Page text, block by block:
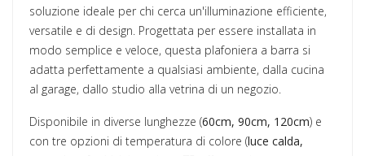
soluzione ideale per chi cerca un'illuminazione efficiente,
versatile e di design. Progettata per essere installata in
modo semplice e veloce, questa plafoniera a barra si
adatta perfettamente a qualsiasi ambiente, dalla cucina
al garage, dallo studio alla vetrina di un negozio.
Disponibile in diverse lunghezze (60cm, 90cm, 120cm) e
con tre opzioni di temperatura di colore (luce calda,